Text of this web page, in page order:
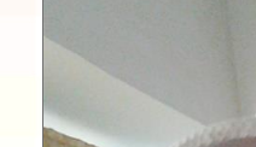
展演活
請一案